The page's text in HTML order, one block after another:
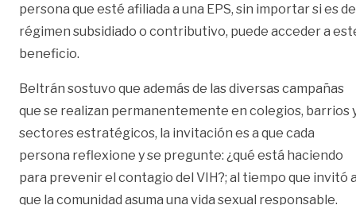
persona que esté afiliada a una EPS, sin importar si es de
régimen subsidiado o contributivo, puede acceder a
beneficio.
Beltrán sostuvo que además de las diversas campañas
que se realizan permanentemente en colegios, barrios
sectores estratégicos, la invitación es a que cada
persona reflexione y se pregunte: ¿qué está haciendo
para prevenir el contagio del VIH?; al tiempo que invitó
que la comunidad asuma una vida sexual responsable.